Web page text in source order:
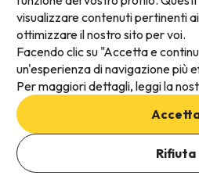
Aggiungi date per verificare la
Seleziona Date di
Metodi di pagamento disponibili
Termini e condizioni generali
Protezione dei dati
Informativa sui cookie
visualizzare contenuti pertinenti
ottimizzare il nostro sito per voi.
Facendo clic su "Accetta e
un'esperienza di navigazione più
Per maggiori dettagli, leggi la
Rifiuta